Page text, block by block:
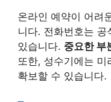
온라인 예약이 어려
니다. 전화번호는 공
있습니다. 중요한 부
또한, 성수기에는 미
확보할 수 있습니다.